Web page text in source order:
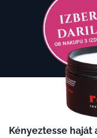
Kényeztesse haját